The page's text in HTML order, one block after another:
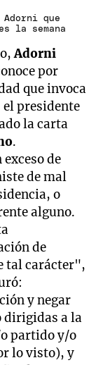
Adorni que
la semana
Adorni
por
que invoca
el presidente
la carta
.
de
de mal
o
alguno.
de
tal carácter",
y negar
dirigidas a la
partido y/o
lo visto), y